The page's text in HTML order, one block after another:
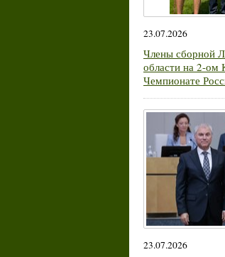
23.07.2026
Члены сборной
области на 2-ом
Чемпионате
23.07.2026